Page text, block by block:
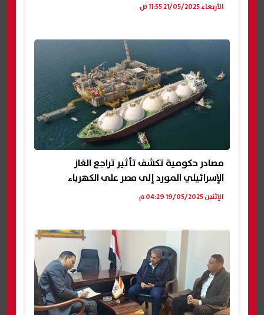
الأربعاء 21/05/2025 11:55 ص
مصادر حكومية تكشف تأثير تراجع الغاز
الإسرائيلي المورد إلى مصر على الكهرباء
الإثنين 19/05/2025 04:29 م